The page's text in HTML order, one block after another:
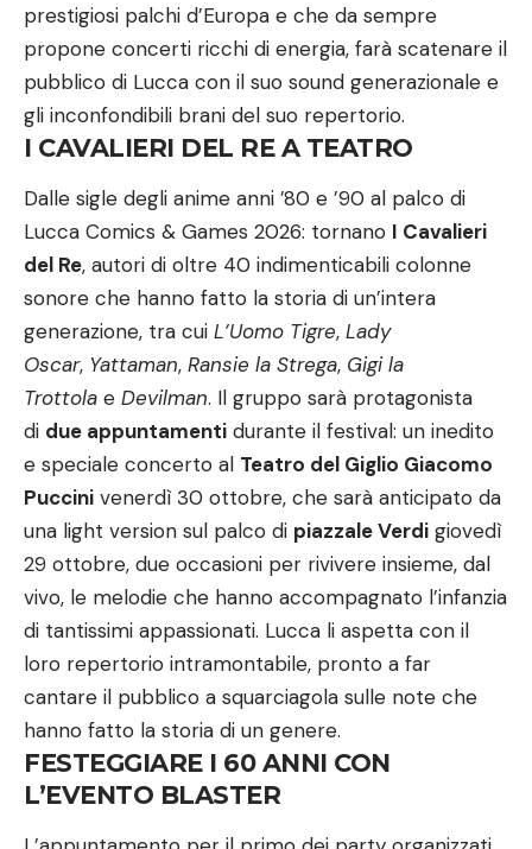
prestigiosi palchi d’Europa e che da sempre
propone concerti ricchi di energia, farà scatenare il
pubblico di Lucca con il suo sound generazionale e
gli inconfondibili brani del suo repertorio.
I CAVALIERI DEL RE A TEATRO
Dalle sigle degli anime anni ’80 e ’90 al palco di
Lucca Comics & Games 2026: tornano I Cavalieri
del Re, autori di oltre 40 indimenticabili colonne
sonore che hanno fatto la storia di un’intera
generazione, tra cui L’Uomo Tigre, Lady
Oscar, Yattaman, Ransie la Strega, Gigi la
Trottola e Devilman. Il gruppo sarà protagonista
di due appuntamenti durante il festival: un inedito
e speciale concerto al Teatro del Giglio Giacomo
Puccini venerdì 30 ottobre, che sarà anticipato da
una light version sul palco di piazzale Verdi giovedì
29 ottobre, due occasioni per rivivere insieme, dal
vivo, le melodie che hanno accompagnato l’infanzia
di tantissimi appassionati. Lucca li aspetta con il
loro repertorio intramontabile, pronto a far
cantare il pubblico a squarciagola sulle note che
hanno fatto la storia di un genere.
FESTEGGIARE I 60 ANNI CON
L’EVENTO BLASTER